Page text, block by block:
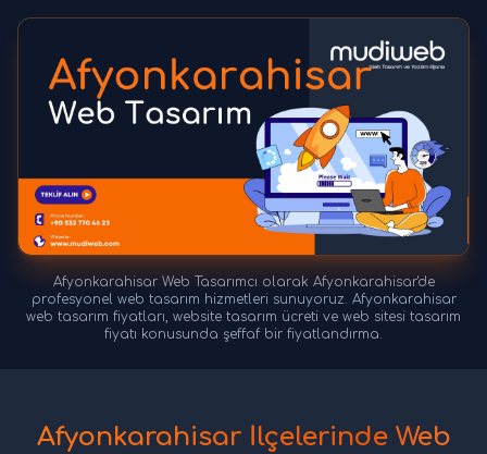
Afyonkarahisar Web Tasarımcı olarak Afyonkarahisar'de
profesyonel web tasarım hizmetleri sunuyoruz. Afyonkarahisar
web tasarım fiyatları, website tasarım ücreti ve web sitesi tasarım
fiyatı konusunda şeffaf bir fiyatlandırma.
Afyonkarahisar İlçelerinde Web